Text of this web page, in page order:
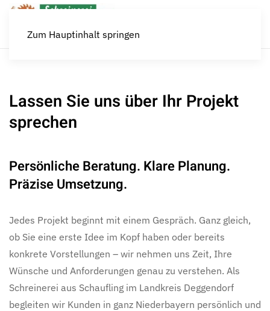
Zum Hauptinhalt springen
Lassen Sie uns über Ihr Projekt
sprechen
Persönliche Beratung. Klare Planung.
Präzise Umsetzung.
Jedes Projekt beginnt mit einem Gespräch. Ganz gleich,
ob Sie eine erste Idee im Kopf haben oder bereits
konkrete Vorstellungen – wir nehmen uns Zeit, Ihre
Wünsche und Anforderungen genau zu verstehen. Als
Schreinerei aus Schaufling im Landkreis Deggendorf
begleiten wir Kunden in ganz Niederbayern persönlich und